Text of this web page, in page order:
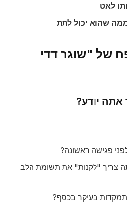
לאט
שהוא יכול לתת
של "שוגר דדי
אתה יודע?
פגישה ראשונה?
צריך "לקנות" את תשומת הלב
בעיקר בכסף?